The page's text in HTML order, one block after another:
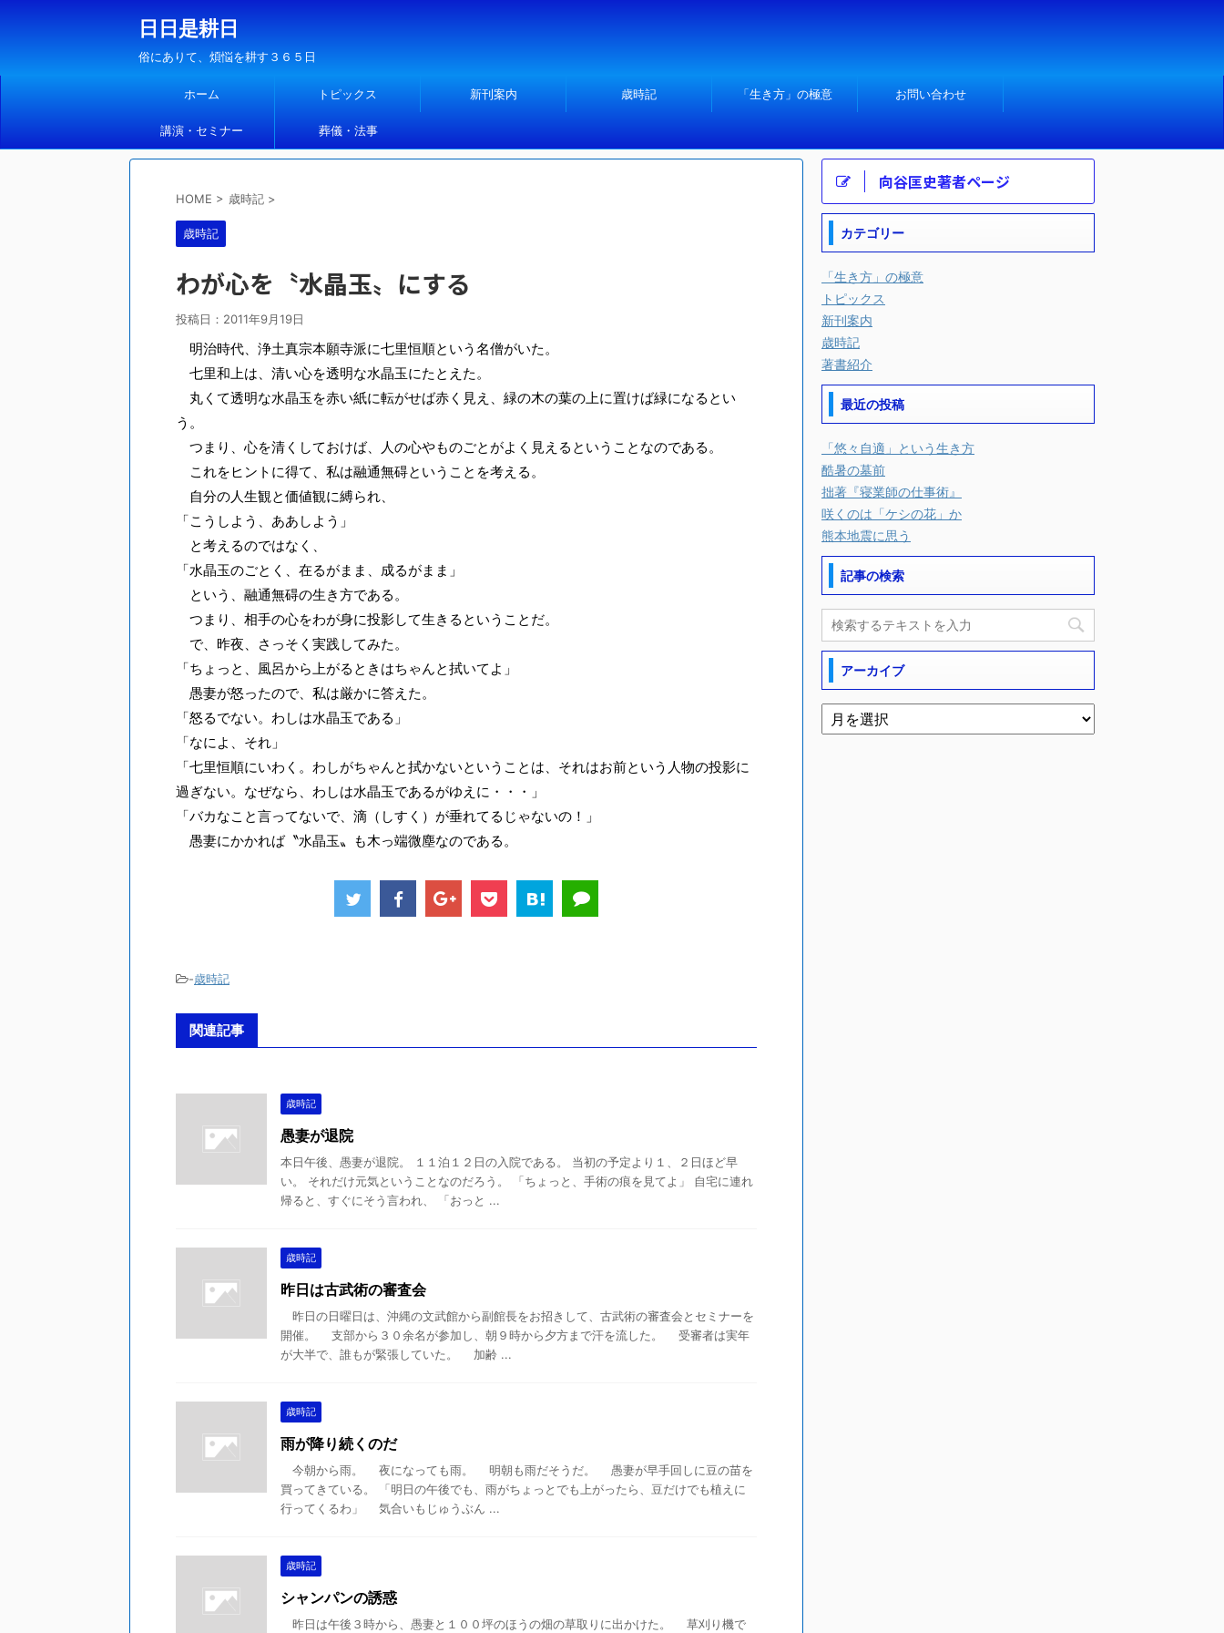
日日是耕日
俗にありて、煩悩を耕す３６５日
ホーム トピックス 新刊案内 歳時記 「生き方」の極意 お問い合わせ
講演・セミナー 葬儀・法事
HOME > 歳時記 >
歳時記
わが心を〝水晶玉〟にする
投稿日： 2011年9月19日
明治時代、浄土真宗本願寺派に七里恒順という名僧がいた。
七里和上は、清い心を透明な水晶玉にたとえた。
丸くて透明な水晶玉を赤い紙に転がせば赤く見え、緑の木の葉の上に置けば緑になるとい
う。
つまり、心を清くしておけば、人の心やものごとがよく見えるということなのである。
これをヒントに得て、私は融通無碍ということを考える。
自分の人生観と価値観に縛られ、
「こうしよう、ああしよう」
と考えるのではなく、
「水晶玉のごとく、在るがまま、成るがまま」
という、融通無碍の生き方である。
つまり、相手の心をわが身に投影して生きるということだ。
で、昨夜、さっそく実践してみた。
「ちょっと、風呂から上がるときはちゃんと拭いてよ」
愚妻が怒ったので、私は厳かに答えた。
「怒るでない。わしは水晶玉である」
「なによ、それ」
「七里恒順にいわく。わしがちゃんと拭かないということは、それはお前という人物の投影に
過ぎない。なぜなら、わしは水晶玉であるがゆえに・・・」
「バカなこと言ってないで、滴（しすく）が垂れてるじゃないの！」
愚妻にかかれば〝水晶玉〟も木っ端微塵なのである。
-歳時記
関連記事
歳時記
愚妻が退院
本日午後、愚妻が退院。 １１泊１２日の入院である。 当初の予定より１、２日ほど早
い。 それだけ元気ということなのだろう。 「ちょっと、手術の痕を見てよ」 自宅に連れ
帰ると、すぐにそう言われ、 「おっと ...
歳時記
昨日は古武術の審査会
昨日の日曜日は、沖縄の文武館から副館長をお招きして、古武術の審査会とセミナーを
開催。 支部から３０余名が参加し、朝９時から夕方まで汗を流した。 受審者は実年
が大半で、誰もが緊張していた。 加齢 ...
歳時記
雨が降り続くのだ
今朝から雨。 夜になっても雨。 明朝も雨だそうだ。 愚妻が早手回しに豆の苗を
買ってきている。 「明日の午後でも、雨がちょっとでも上がったら、豆だけでも植えに
行ってくるわ」 気合いもじゅうぶん ...
歳時記
シャンパンの誘惑
昨日は午後３時から、愚妻と１００坪のほうの畑の草取りに出かけた。 草刈り機で
向谷匡史著者ページ
カテゴリー
「生き方」の極意
トピックス
新刊案内
歳時記
著書紹介
最近の投稿
「悠々自適」という生き方
酷暑の墓前
拙著『寝業師の仕事術』
咲くのは「ケシの花」か
熊本地震に思う
記事の検索
アーカイブ